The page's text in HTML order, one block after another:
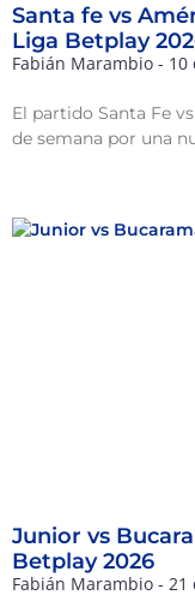
Santa fe vs
Liga Betplay
Fabián Marambio 10
El partido Santa Fe
de semana por una
Junior vs
Betplay 2026
Fabián Marambio 21